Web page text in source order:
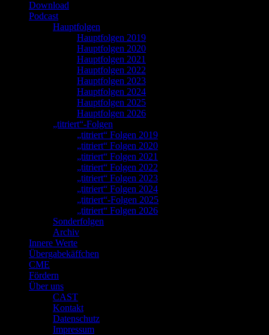
Download
Podcast
Hauptfolgen
Hauptfolgen 2019
Hauptfolgen 2020
Hauptfolgen 2021
Hauptfolgen 2022
Hauptfolgen 2023
Hauptfolgen 2024
Hauptfolgen 2025
Hauptfolgen 2026
„titriert“-Folgen
„titriert“ Folgen 2019
„titriert“ Folgen 2020
„titriert“ Folgen 2021
„titriert“ Folgen 2022
„titriert“ Folgen 2023
„titriert“ Folgen 2024
„titriert“-Folgen 2025
„titriert“ Folgen 2026
Sonderfolgen
Archiv
Innere Werte
Übergabekäffchen
CME
Fördern
Über uns
CAST
Kontakt
Datenschutz
Impressum